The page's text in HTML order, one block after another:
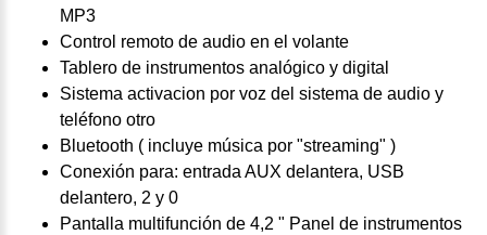
MP3
Control remoto de audio en el volante
Tablero de instrumentos analógico y digital
Sistema activacion por voz del sistema de audio y
teléfono otro
Bluetooth ( incluye música por "streaming" )
Conexión para: entrada AUX delantera, USB
delantero, 2 y 0
Pantalla multifunción de 4,2 " Panel de instrumentos